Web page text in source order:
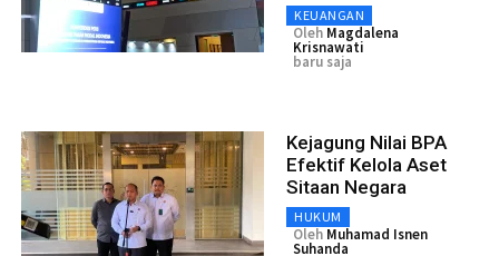
KEUANGAN
Oleh Magdalena
Krisnawati
baru saja
Kejagung Nilai BPA
Efektif Kelola Aset
Sitaan Negara
HUKUM
Oleh Muhamad Isnen
Suhanda